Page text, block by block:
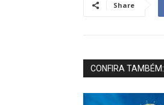
Share
CONFIRA TAMBÉM: